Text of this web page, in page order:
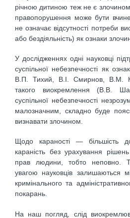
річною дитиною теж не є
правопорушення може бути
не означає відсутності потреби
або бездіяльність) як ознаки
У дослідженнях одні науковці
суспільної небезпечності як
В.П. Тихий, В.І. Смирнов, В.М.
такого виокремлення (В.В.
суспільної небезпечності
малозначним, складно буде
визнавати злочином.
Щодо караності — більшість
караність без урахування
прав людини, тобто неповно.
увагою науковців залишаються
кримінального та
покарань.
На наш погляд, слід